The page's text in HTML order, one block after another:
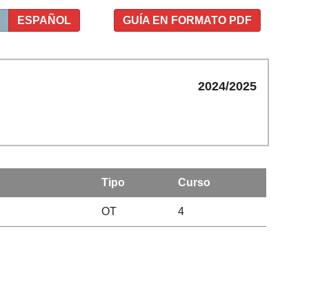
GUÍA EN FORMATO PDF
ESPAÑOL
2024/2025
Tipo Curso
OT 4